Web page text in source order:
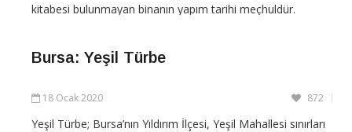
kitabesi bulunmayan binanın yapım tarihi meçhuldür.
CONTINUE READING
Bursa: Yeşil Türbe
18 Ocak 2020 872
Yeşil Türbe; Bursa’nın Yıldırım İlçesi, Yeşil Mahallesi sınırları